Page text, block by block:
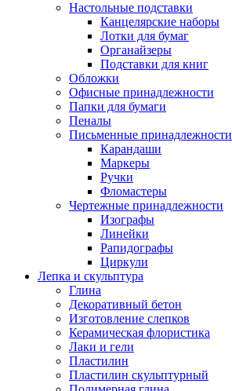
Настольные подставки
Канцелярские наборы
Лотки для бумаг
Органайзеры
Подставки для книг
Обложки
Офисные принадлежности
Папки для бумаги
Пеналы
Письменные принадлежности
Карандаши
Маркеры
Ручки
Фломастеры
Чертежные принадлежности
Изографы
Линейки
Рапидографы
Циркули
Лепка и скульптура
Глина
Декоративный бетон
Изготовление слепков
Керамическая флористика
Лаки и гели
Пластилин
Пластилин скульптурный